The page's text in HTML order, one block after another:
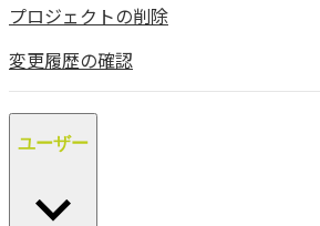
プロジェクトの削除
変更履歴の確認
ユーザー